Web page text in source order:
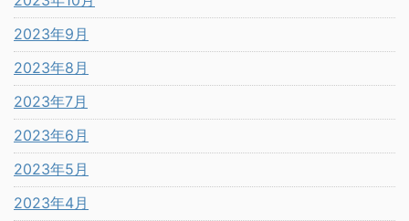
2023年9月
2023年8月
2023年7月
2023年6月
2023年5月
2023年4月